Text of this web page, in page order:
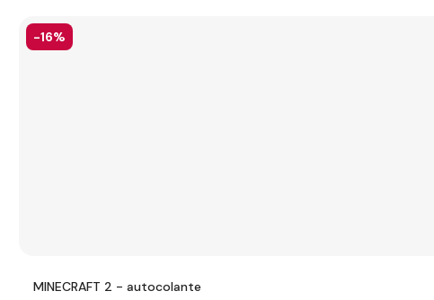
-16%
MINECRAFT 2 - autocolante